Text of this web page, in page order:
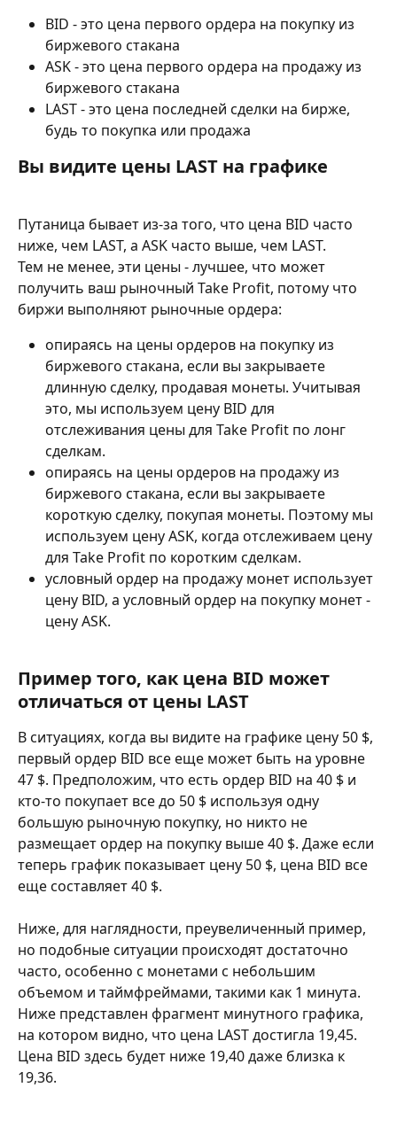
BID - это цена первого ордера на покупку из
биржевого стакана
ASK - это цена первого ордера на продажу из
биржевого стакана
LAST - это цена последней сделки на бирже,
будь то покупка или продажа
Вы видите цены LAST на графике
Путаница бывает из-за того, что цена BID часто
ниже, чем LAST, а ASK часто выше, чем LAST.
Тем не менее, эти цены - лучшее, что может
получить ваш рыночный Take Profit, потому что
биржи выполняют рыночные ордера:
опираясь на цены ордеров на покупку из
биржевого стакана, если вы закрываете
длинную сделку, продавая монеты. Учитывая
это, мы используем цену BID для
отслеживания цены для Take Profit по лонг
сделкам.
опираясь на цены ордеров на продажу из
биржевого стакана, если вы закрываете
короткую сделку, покупая монеты. Поэтому мы
используем цену ASK, когда отслеживаем цену
для Take Profit по коротким сделкам.
условный ордер на продажу монет использует
цену BID, а условный ордер на покупку монет -
цену ASK.
Пример того, как цена BID может
отличаться от цены LAST
В ситуациях, когда вы видите на графике цену 50 $,
первый ордер BID все еще может быть на уровне
47 $. Предположим, что есть ордер BID на 40 $ и
кто-то покупает все до 50 $ используя одну
большую рыночную покупку, но никто не
размещает ордер на покупку выше 40 $. Даже если
теперь график показывает цену 50 $, цена BID все
еще составляет 40 $.
Ниже, для наглядности, преувеличенный пример,
но подобные ситуации происходят достаточно
часто, особенно с монетами с небольшим
объемом и таймфреймами, такими как 1 минута.
Ниже представлен фрагмент минутного графика,
на котором видно, что цена LAST достигла 19,45.
Цена BID здесь будет ниже 19,40 даже близка к
19,36.